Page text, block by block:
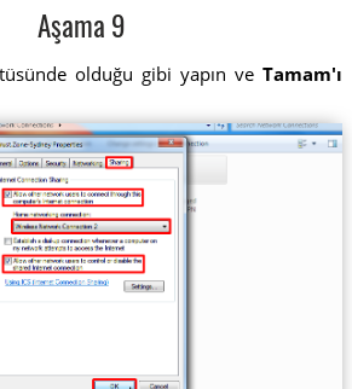
Aşama 9
olduğu gibi yapın veTamam'ı